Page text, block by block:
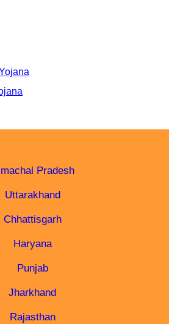
Pradesh
Uttarakhand
Chhattisgarh
Haryana
Punjab
Jharkhand
Rajasthan